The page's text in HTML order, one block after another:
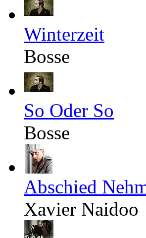
Winterzeit
Bosse
So Oder So
Bosse
Abschied
Xavier Naidoo